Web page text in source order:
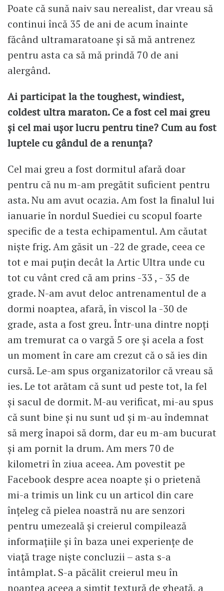
Poate că sună naiv sau nerealist, dar vreau să
continui încă 35 de ani de acum înainte
făcând ultramaratoane și să mă antrenez
pentru asta ca să mă prindă 70 de ani
alergând.
Ai participat la the toughest, windiest,
coldest ultra maraton. Ce a fost cel mai greu
și cel mai ușor lucru pentru tine? Cum au fost
luptele cu gândul de a renunța?
Cel mai greu a fost dormitul afară doar
pentru că nu m-am pregătit suficient pentru
asta. Nu am avut ocazia. Am fost la finalul lui
ianuarie în nordul Suediei cu scopul foarte
specific de a testa echipamentul. Am căutat
niște frig. Am găsit un -22 de grade, ceea ce
tot e mai puțin decât la Artic Ultra unde cu
tot cu vânt cred că am prins -33 , - 35 de
grade. N-am avut deloc antrenamentul de a
dormi noaptea, afară, în viscol la -30 de
grade, asta a fost greu. Într-una dintre nopți
am tremurat ca o vargă 5 ore și acela a fost
un moment în care am crezut că o să ies din
cursă. Le-am spus organizatorilor că vreau să
ies. Le tot arătam că sunt ud peste tot, la fel
și sacul de dormit. M-au verificat, mi-au spus
că sunt bine și nu sunt ud și m-au îndemnat
să merg înapoi să dorm, dar eu m-am bucurat
și am pornit la drum. Am mers 70 de
kilometri în ziua aceea. Am povestit pe
Facebook despre acea noapte și o prietenă
mi-a trimis un link cu un articol din care
înțeleg că pielea noastră nu are senzori
pentru umezeală și creierul compilează
informațiile și în baza unei experiențe de
viață trage niște concluzii – asta s-a
întâmplat. S-a păcălit creierul meu în
noaptea aceea a simțit textură de gheață, a